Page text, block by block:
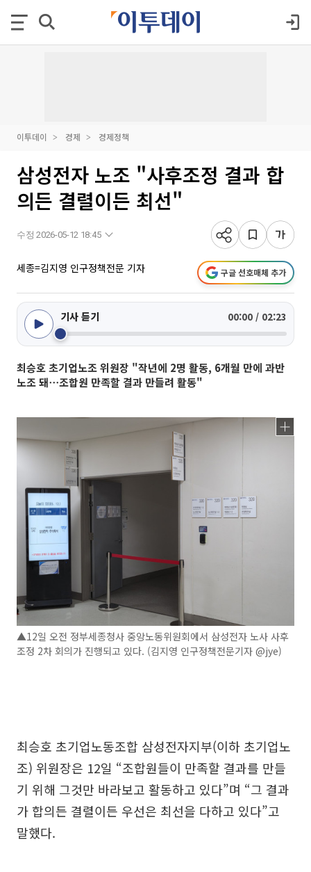
이투데이 경제 경제정책
삼성전자 노조 "사후조정 결과 합
의든 결렬이든 최선"
수정 2026-05-12 18:45
세종=김지영 인구정책전문 기자 구글 선호매체 추가
기사 듣기 00:00 / 02:23
최승호 초기업노조 위원장 "작년에 2명 활동, 6개월 만에 과반
노조 돼⋯조합원 만족할 결과 만들려 활동"
▲12일 오전 정부세종청사 중앙노동위원회에서 삼성전자 노사 사후
조정 2차 회의가 진행되고 있다. (김지영 인구정책전문기자 @jye)
최승호 초기업노동조합 삼성전자지부(이하 초기업노
조) 위원장은 12일 “조합원들이 만족할 결과를 만들
기 위해 그것만 바라보고 활동하고 있다”며 “그 결과
가 합의든 결렬이든 우선은 최선을 다하고 있다”고
말했다.